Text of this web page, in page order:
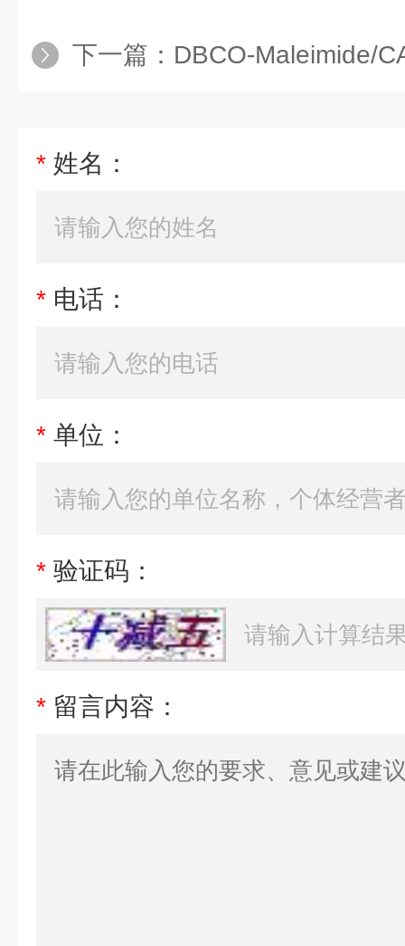
下一篇： DBCO-Maleimide/
* 姓名：
* 电话：
* 单位：
* 验证码：
* 留言内容：